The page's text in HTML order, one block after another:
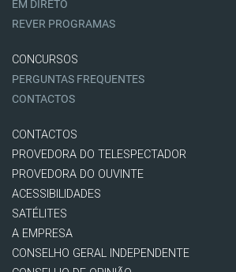
EM DIRETO
REVER PROGRAMAS
CONCURSOS
PERGUNTAS FREQUENTES
CONTACTOS
CONTACTOS
PROVEDORA DO TELESPECTADOR
PROVEDORA DO OUVINTE
ACESSIBILIDADES
SATÉLITES
A EMPRESA
CONSELHO GERAL INDEPENDENTE